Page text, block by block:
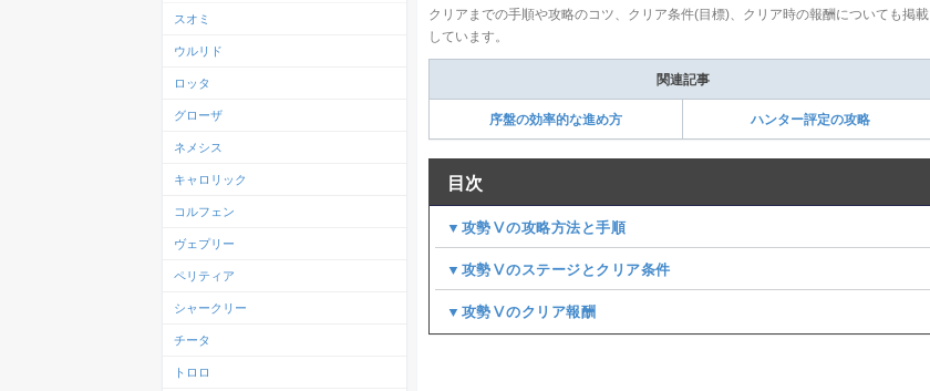
クリアまでの手順や攻略のコツ、クリア条件(目標)、クリア時の報酬についても掲載
しています。
関連記事
序盤の効率的な進め方 ハンター評定の攻略
目次
▼攻勢Ⅴの攻略方法と手順
▼攻勢Ⅴのステージとクリア条件
▼攻勢Ⅴのクリア報酬
スオミ
ウルリド
ロッタ
グローザ
ネメシス
キャロリック
コルフェン
ヴェプリー
ペリティア
シャークリー
チータ
トロロ